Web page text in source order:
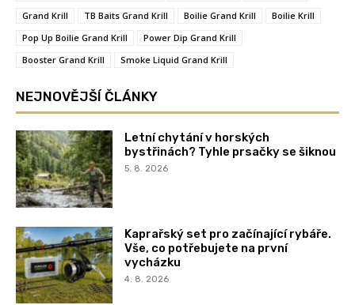
Grand Krill
TB Baits Grand Krill Boilie Grand Krill
Boilie Krill
Pop Up Boilie Grand Krill
Power Dip Grand Krill
Booster Grand Krill
Smoke Liquid Grand Krill
NEJNOVĚJŠÍ ČLÁNKY
Letní chytání v horských
bystřinách? Tyhle prsačky se šiknou
5. 8. 2026
Kaprařský set pro začínající rybáře.
Vše, co potřebujete na první
vycházku
4. 8. 2026